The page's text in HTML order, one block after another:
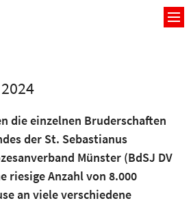
die einzelnen Bruderschaften
der St. Sebastianus
Münster (BdSJ DV
riesige Anzahl von 8.000
an viele verschiedene